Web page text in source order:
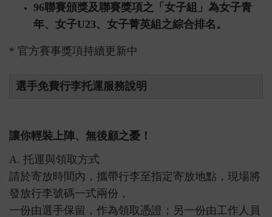
96聯賽頒獎及聯賽獎項之「女子組」為女子青
年、女子U23、女子菁英組之綜合排名。
* 官方賽事獎項持續更新中
選手免費行李托運服務說明
讓你輕裝上陣、無後顧之憂！
A. 托運與領取方式
請於寄放時間內，攜帶行李至指定寄放地點，現場將
發放行李號碼一式兩份，
一份由選手保留，作為領取憑證；另一份由工作人員